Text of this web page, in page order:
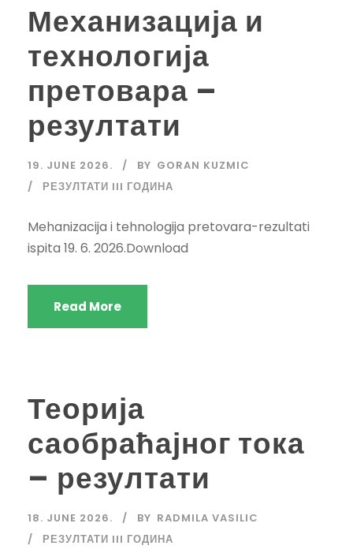
Механизација и
технологија
претовара –
резултати
19. JUNE 2026. BY GORAN KUZMIC
РЕЗУЛТАТИ III ГОДИНА
Mehanizacija i tehnologija pretovara-rezultati
ispita 19. 6. 2026.Download
Read More
Теорија
саобраћајног тока
– резултати
18. JUNE 2026. BY RADMILA VASILIC
РЕЗУЛТАТИ III ГОДИНА